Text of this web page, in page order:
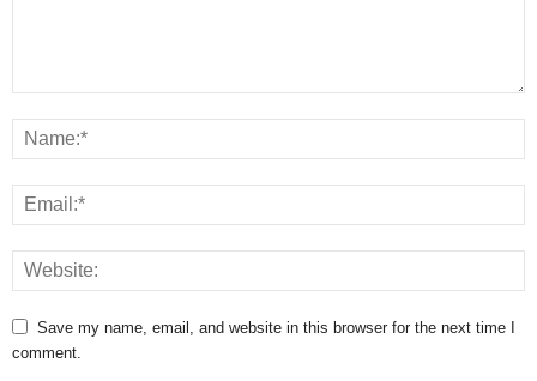
Save my name, email, and website in this browser for the next time I
comment.